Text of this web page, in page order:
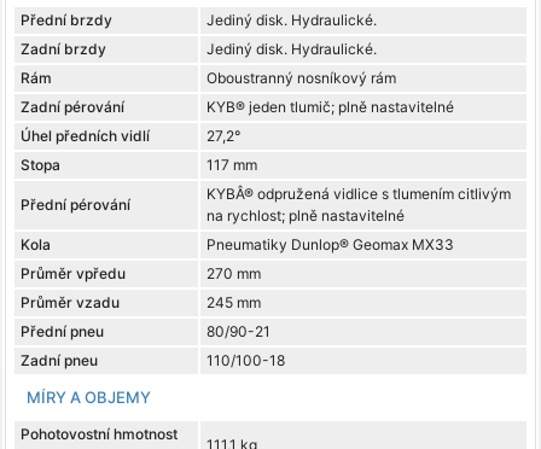
Přední brzdy
Jediný disk. Hydraulické.
Zadní brzdy
Jediný disk. Hydraulické.
Rám
Oboustranný nosníkový rám
Zadní pérování
KYB® jeden tlumič; plně nastavitelné
Úhel předních vidlí
27,2°
Stopa
117 mm
Přední pérování
KYBÂ® odpružená vidlice s tlumením citlivým
na rychlost; plně nastavitelné
Kola
Pneumatiky Dunlop® Geomax MX33
Průměr vpředu
270 mm
Průměr vzadu
245 mm
Přední pneu
80/90-21
Zadní pneu
110/100-18
MÍRY A OBJEMY
Pohotovostní hmotnost
111,1 kg